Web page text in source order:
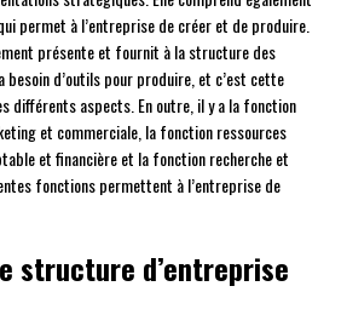
permet à l’entreprise de créer et de produire.
présente et fournit à la structure des
besoin d’outils pour produire, et c’est cette
différents aspects. En outre, il y a la fonction
et commerciale, la fonction ressources
et financière et la fonction recherche et
fonctions permettent à l’entreprise de
structure d’entreprise